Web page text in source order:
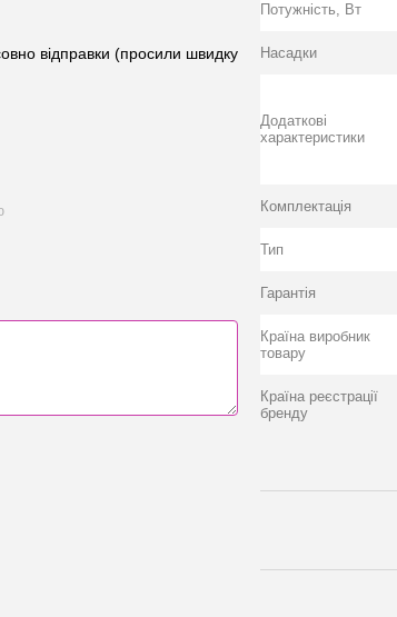
відправки (просили швидку
Потужність, Вт
Насадки
Додаткові
характеристики
Комплектація
Тип
Гарантія
Країна виробник
товару
Країна реєстрації
бренду